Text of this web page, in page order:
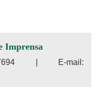
Imprensa
7694 | E-mail: